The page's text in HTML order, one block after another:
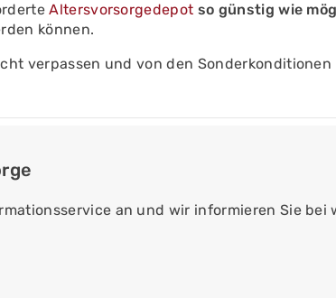
Altersvorsorgedepot so günstig wie
können.
verpassen und von den
an und wir informieren Sie